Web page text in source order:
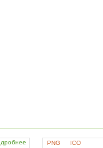
PNG ICO